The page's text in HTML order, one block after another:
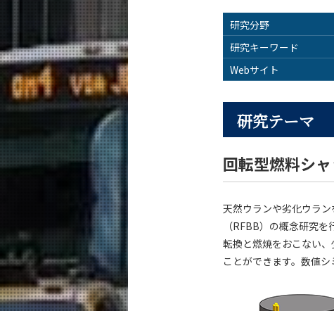
研究分野
研究キーワード
Webサイト
研究テーマ
回転型燃料シ
天然ウランや劣化ウラ
（RFBB）の概念研究
転換と燃焼をおこない
ことができます。数値シ